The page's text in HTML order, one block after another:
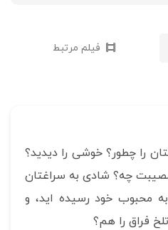
فیلم مرتبط
را چطور؟ خوشی را دیدید؟
چه؟ شادی به سراغتان
محبوب خود رسیده اید، و
فراق را هم؟